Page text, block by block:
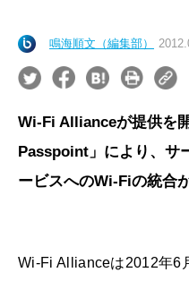
鳴海順文（編集部）
Wi-Fi Allianceが提供を
Passpoint」により、サ
ービスへのWi-Fiの統合
Wi-Fi Allianceは2012年6